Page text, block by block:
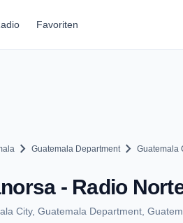
Favoriten
chevron_right Guatemala Departmentchevron_right Guatemala
- Radio
City, Guatemala Department,